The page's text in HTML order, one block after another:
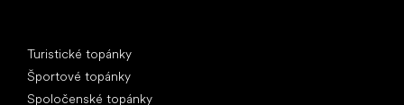
Turistické topánky
Športové topánky
Spoločenské topánky